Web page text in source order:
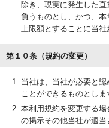
除き、現実に発生した
負うものとし、かつ、
上限額とすることに当社
第１０条（規約の変更）
当社は、当社が必要と
ことができるものとしま
本利用規約を変更する
の掲示その他当社が適